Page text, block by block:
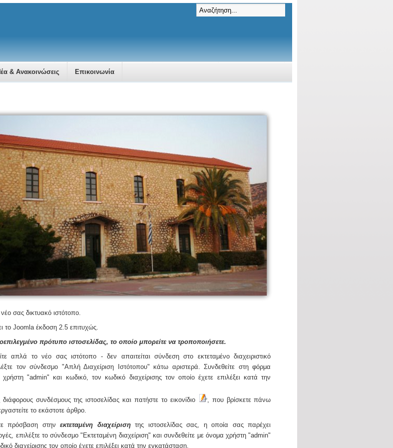
& Ανακοινώσεις Επικοινωνία
νέο σας δικτυακό ιστότοπο.
το Joomlaέκδοση 2.5 επιτυχώς.
πρότυπο ιστοσελίδας, το οποίο μπορείτε να τροποποιήσετε.
απλά το νέο σας ιστότοπο - δεν απαιτείται σύνδεση στο εκτεταμένο διαχειριστικό
τον σύνδεσμο "Απλή Διαχείριση Ιστότοπου" κάτω αριστερά. Συνδεθείτε στη φόρμα
"admin" και κωδικό, τον κωδικό διαχείρισης τον οποίο έχετε επιλέξει κατά την
διάφορους συνδέσμους της ιστοσελίδας και πατήστε το εικονίδιο
, που βρίσκετε πάνω
το εκάστοτε άρθρο.
πρόσβαση στηνεκτεταμένη διαχείρισητης ιστοσελίδας σας, η οποία σας παρέχει
επιλέξτε το σύνδεσμο "Εκτεταμένη διαχείριση" και συνδεθείτε με όνομα χρήστη "admin"
διαχείρισης τον οποίο έχετε επιλέξει κατά την εγκατάσταση.